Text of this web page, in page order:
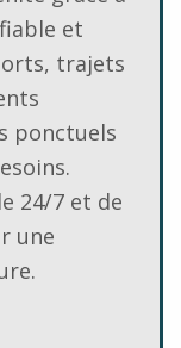
et
trajets
ponctuels
24/7 et de
une